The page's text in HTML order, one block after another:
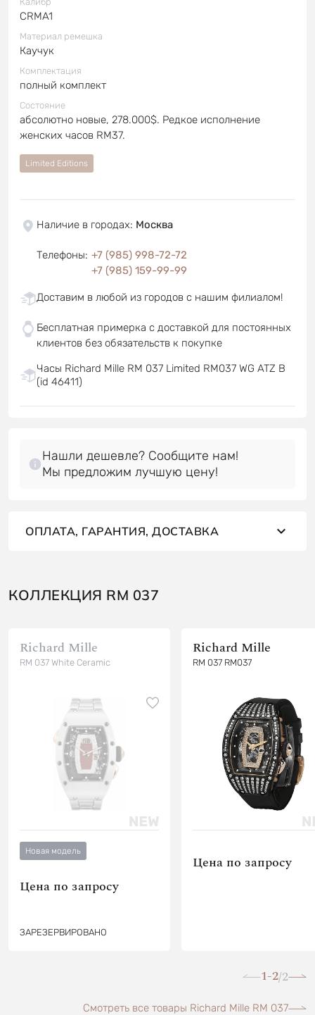
CRMA1
Материал ремешка
Каучук
Комплектация
полный комплект
Состояние
абсолютно новые, 278.000$. Редкое исполнение
женских часов RM37.
Limited Editions
Наличие в городах: Москва
Телефоны: +7 (985) 998-72-72
+7 (985) 159-99-99
Доставим в любой из городов с нашим филиалом!
Бесплатная примерка с доставкой для постоянных
клиентов без обязательств к покупке
Часы Richard Mille RM 037 Limited RM037 WG ATZ B
(id 46411)
Нашли дешевле? Сообщите нам!
Мы предложим лучшую цену!
ОПЛАТА, ГАРАНТИЯ, ДОСТАВКА
КОЛЛЕКЦИЯ RM 037
Richard Mille
RM 037 White Ceramic
Новая модель
Цена по запросу
ЗАРЕЗЕРВИРОВАНО
Richard Mille
RM 037 RM037
Цена по запросу
1-2/2
Смотреть все товары Richard Mille RM 037